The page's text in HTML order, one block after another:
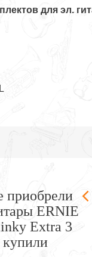
для эл.
приобрели
ERNIE
Extra 3
купили